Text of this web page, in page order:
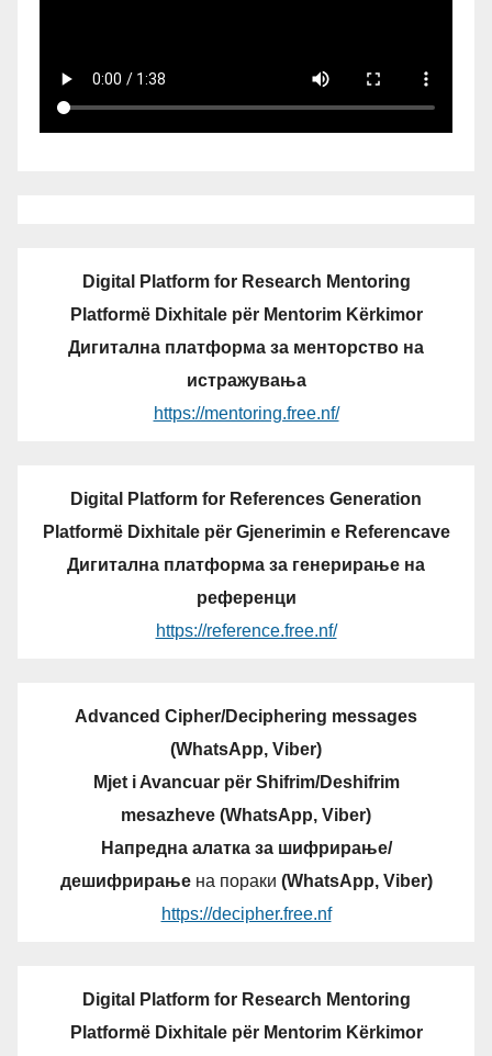
Digital Platform for Research Mentoring
Platformë Dixhitale për Mentorim Kërkimor
Дигитална платформа за менторство на
истражувања
https://mentoring.free.nf/
Digital Platform for References Generation
Platformë Dixhitale për Gjenerimin e Referencave
Дигитална платформа за генерирање на
референци
https://reference.free.nf/
Advanced Cipher/Deciphering messages
(WhatsApp, Viber)
Mjet i Avancuar për Shifrim/Deshifrim
mesazheve (WhatsApp, Viber)
Напредна алатка за шифрирање/
дешифрирањена пораки (WhatsApp, Viber)
https://decipher.free.nf
Digital Platform for Research Mentoring
Platformë Dixhitale për Mentorim Kërkimor